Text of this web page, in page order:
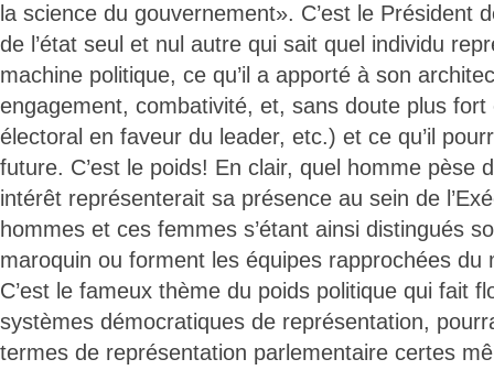
la science du gouvernement». C’est le Président
de l’état seul et nul autre qui sait quel individu
machine politique, ce qu’il a apporté à son
engagement, combativité, et, sans doute plus fort
électoral en faveur du leader, etc.) et ce qu’il
future. C’est le poids! En clair, quel homme pèse
intérêt représenterait sa présence au sein de
hommes et ces femmes s’étant ainsi distingués
maroquin ou forment les équipes rapprochées du
C’est le fameux thème du poids politique qui fait
systèmes démocratiques de représentation,
termes de représentation parlementaire certes